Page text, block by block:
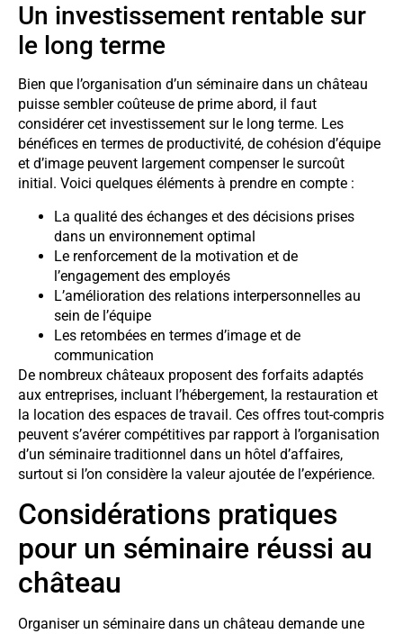
Un investissement rentable sur
le long terme
Bien que l’organisation d’un séminaire dans un château
puisse sembler coûteuse de prime abord, il faut
considérer cet investissement sur le long terme. Les
bénéfices en termes de productivité, de cohésion d’équipe
et d’image peuvent largement compenser le surcoût
initial. Voici quelques éléments à prendre en compte :
La qualité des échanges et des décisions prises
dans un environnement optimal
Le renforcement de la motivation et de
l’engagement des employés
L’amélioration des relations interpersonnelles au
sein de l’équipe
Les retombées en termes d’image et de
communication
De nombreux châteaux proposent des forfaits adaptés
aux entreprises, incluant l’hébergement, la restauration et
la location des espaces de travail. Ces offres tout-compris
peuvent s’avérer compétitives par rapport à l’organisation
d’un séminaire traditionnel dans un hôtel d’affaires,
surtout si l’on considère la valeur ajoutée de l’expérience.
Considérations pratiques
pour un séminaire réussi au
château
Organiser un séminaire dans un château demande une